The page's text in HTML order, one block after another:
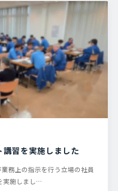
習を実施しました
務上の指示を行う立場の社員
実施しまし…